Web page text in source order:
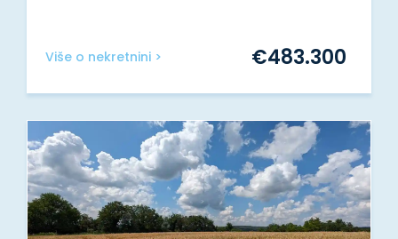
Više o nekretnini > €483.300